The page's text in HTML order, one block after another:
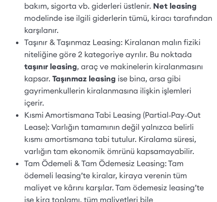
bakım, sigorta vb. giderleri üstlenir. Net leasing
modelinde ise ilgili giderlerin tümü, kiracı tarafından
karşılanır.
Taşınır & Taşınmaz Leasing: Kiralanan malın fiziki
niteliğine göre 2 kategoriye ayrılır. Bu noktada
taşınır leasing, araç ve makinelerin kiralanmasını
kapsar. Taşınmaz leasing ise bina, arsa gibi
gayrimenkullerin kiralanmasına ilişkin işlemleri
içerir.
Kısmi Amortismana Tabi Leasing (Partial‑Pay‑Out
Lease): Varlığın tamamının değil yalnızca belirli
kısmı amortismana tabi tutulur. Kiralama süresi,
varlığın tam ekonomik ömrünü kapsamayabilir.
Tam Ödemeli & Tam Ödemesiz Leasing: Tam
ödemeli leasing’te kiralar, kiraya verenin tüm
maliyet ve kârını karşılar. Tam ödemesiz leasing’te
ise kira toplamı, tüm maliyetleri bile